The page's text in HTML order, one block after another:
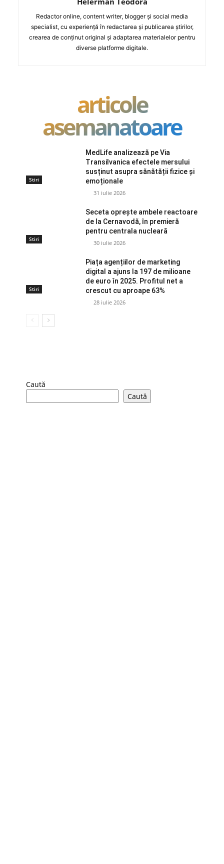
Redactor online, content writer, blogger și social media
specialist, cu experiență în redactarea și publicarea știrilor,
crearea de conținut original și adaptarea materialelor pentru
diverse platforme digitale.
articole
asemanatoare
Stiri
MedLife analizează pe Via
Transilvanica efectele mersului
susținut asupra sănătății fizice și
emoționale
31 iulie 2026
Stiri
Seceta oprește ambele reactoare
de la Cernavodă, în premieră
pentru centrala nucleară
30 iulie 2026
Stiri
Piața agențiilor de marketing
digital a ajuns la 197 de milioane
de euro în 2025. Profitul net a
crescut cu aproape 63%
28 iulie 2026
Caută
Caută